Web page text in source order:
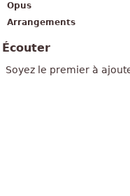
Opus
Arrangements
Écouter
Soyez le premier à